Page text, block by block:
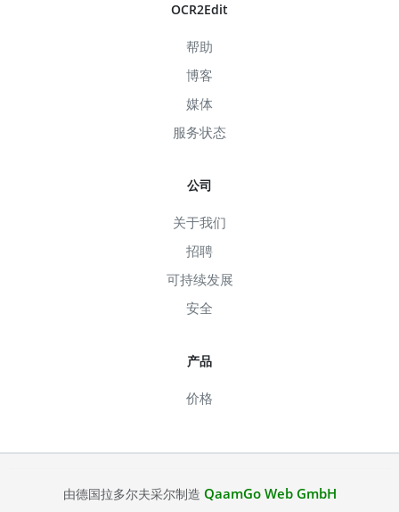
OCR2Edit
帮助
博客
媒体
服务状态
公司
关于我们
招聘
可持续发展
安全
产品
价格
由德国拉多尔夫采尔制造 QaamGo Web GmbH